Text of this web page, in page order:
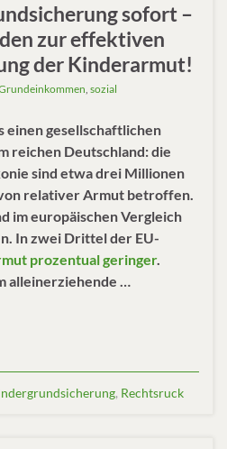
sofort –
zur effektiven
der Kinderarmut!
, sozial
einen gesellschaftlichen
reichen Deutschland: die
sind etwa drei Millionen
relativer Armut betroffen.
im europäischen Vergleich
In zwei Drittel der EU-
prozentual geringer.
alleinerziehende …
, Rechtsruck